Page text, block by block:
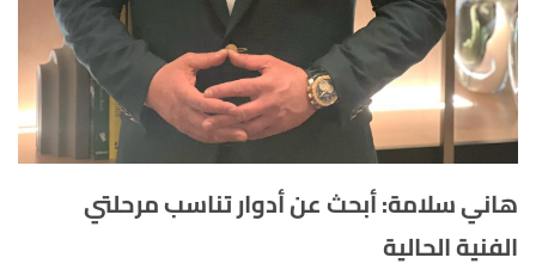
هاني سلامة: أبحث عن أدوار تناسب مرحلتي
الفنية الحالية